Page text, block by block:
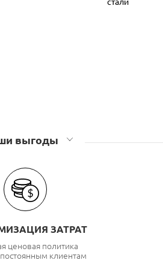
выгоды
ЗАТРАТ
ценовая политика
клиентам